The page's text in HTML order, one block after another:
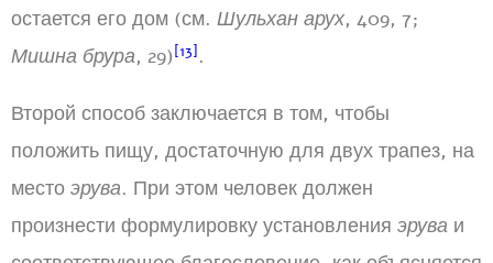
остается его дом (см. Шульхан арух, 409, 7;
Мишна брура, 29)[13].
Второй способ заключается в том, чтобы
положить пищу, достаточную для двух трапез, на
место эрува. При этом человек должен
произнести формулировку установления эрува и